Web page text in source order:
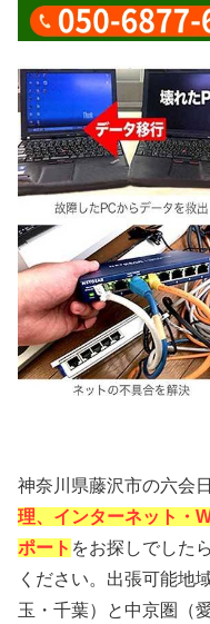
神奈川県藤沢市の六会
理、インターネット・
ポート をお探しでした
ください。出張可能地
玉・千葉）と中京圏（